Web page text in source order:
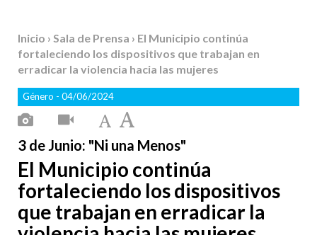
Inicio › Sala de Prensa › El Municipio continúa
fortaleciendo los dispositivos que trabajan en
erradicar la violencia hacia las mujeres
Género - 04/06/2024
3 de Junio: "Ni una Menos"
El Municipio continúa
fortaleciendo los dispositivos
que trabajan en erradicar la